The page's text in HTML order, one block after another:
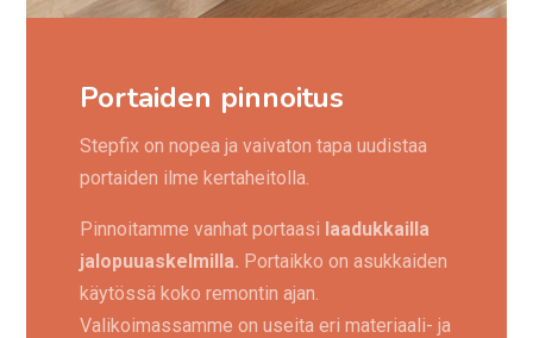
Portaiden pinnoitus
Stepfix on nopea ja vaivaton tapa uudistaa
portaiden ilme kertaheitolla.
Pinnoitamme vanhat portaasi laadukkailla
jalopuuaskelmilla. Portaikko on asukkaiden
käytössä koko remontin ajan.
Valikoimassamme on useita eri materiaali- ja